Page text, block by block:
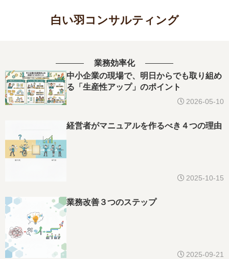
白い羽コンサルティング
業務効率化
中小企業の現場で、明日からでも取り組め
る「生産性アップ」のポイント
2026-05-10
経営者がマニュアルを作るべき４つの理由
2025-10-15
業務改善３つのステップ
2025-09-21